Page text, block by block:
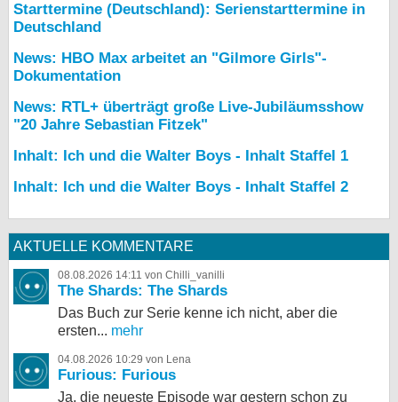
Starttermine (Deutschland): Serienstarttermine in
Deutschland
News: HBO Max arbeitet an "Gilmore Girls"-
Dokumentation
News: RTL+ überträgt große Live-Jubiläumsshow
"20 Jahre Sebastian Fitzek"
Inhalt: Ich und die Walter Boys - Inhalt Staffel 1
Inhalt: Ich und die Walter Boys - Inhalt Staffel 2
AKTUELLE KOMMENTARE
08.08.2026 14:11 von Chilli_vanilli
The Shards: The Shards
Das Buch zur Serie kenne ich nicht, aber die
ersten... mehr
04.08.2026 10:29 von Lena
Furious: Furious
Ja, die neueste Episode war gestern schon zu